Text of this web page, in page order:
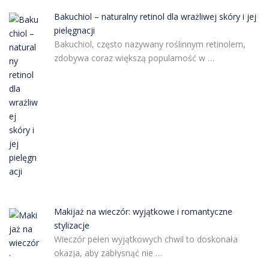
Bakuchiol – naturalny retinol dla wrażliwej skóry i jej
pielęgnacji
Bakuchiol, często nazywany roślinnym retinolem,
zdobywa coraz większą popularność w …
Makijaż na wieczór: wyjątkowe i romantyczne
stylizacje
Wieczór pełen wyjątkowych chwil to doskonała
okazja, aby zabłysnąć nie …